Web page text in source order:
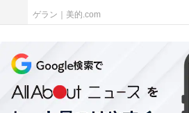
ゲラン｜美的.com